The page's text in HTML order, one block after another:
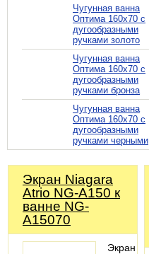
Чугунная ванна
Оптима 160х70 с
дугообразными
ручками золото
Чугунная ванна
Оптима 160х70 с
дугообразными
ручками бронза
Чугунная ванна
Оптима 160х70 с
дугообразными
ручками черными
Экран Niagara
Atrio NG-A150 к
ванне NG-
A15070
Экран